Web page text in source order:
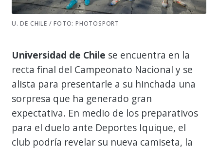
U. DE CHILE / FOTO: PHOTOSPORT
Universidad de Chile se encuentra en la
recta final del Campeonato Nacional y se
alista para presentarle a su hinchada una
sorpresa que ha generado gran
expectativa. En medio de los preparativos
para el duelo ante Deportes Iquique, el
club podría revelar su nueva camiseta, la